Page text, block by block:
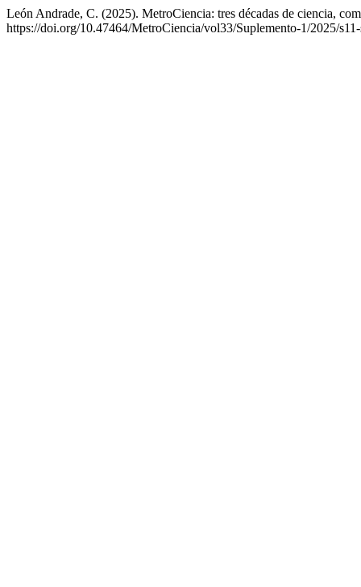
León Andrade, C. (2025). MetroCiencia: tres décadas de ciencia,
https://doi.org/10.47464/MetroCiencia/vol33/Suplemento-1/2025/